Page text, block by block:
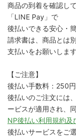
商品の到着を確認し
「LINE Pay」で
後払いできる安心・
請求書は、商品とは
支払いをお願いします
【ご注意】
後払い手数料：250円
後払いのご注文には、
ービスが適用され、
NP後払い利用規約及
後払いサービスをご